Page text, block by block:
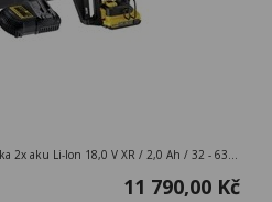
Bezuhlíková dokončovací hřebíkovačka 2x aku Li-Ion 18,0 V XR / 2,0 Ah / 32 - 63 mm
11 790,00 Kč